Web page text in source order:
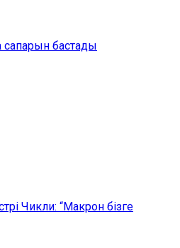
бастады
Чикли: “Макрон бізге